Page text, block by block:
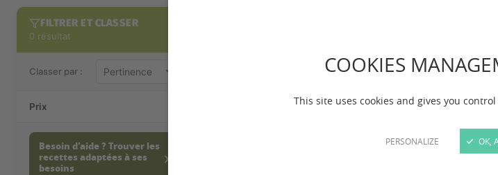
COOKIES
This site uses cookies and gives you
PERSONALIZE OK,
FILTRER ET CLASSER
0 résultat
Classer par :
Prix
Besoin d'aide ? Trouver les
recettes adaptées à ses
besoins